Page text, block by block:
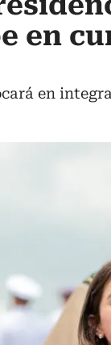
en
en